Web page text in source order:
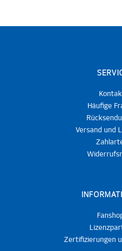
Häufige
Versand und
Zertifizierungen